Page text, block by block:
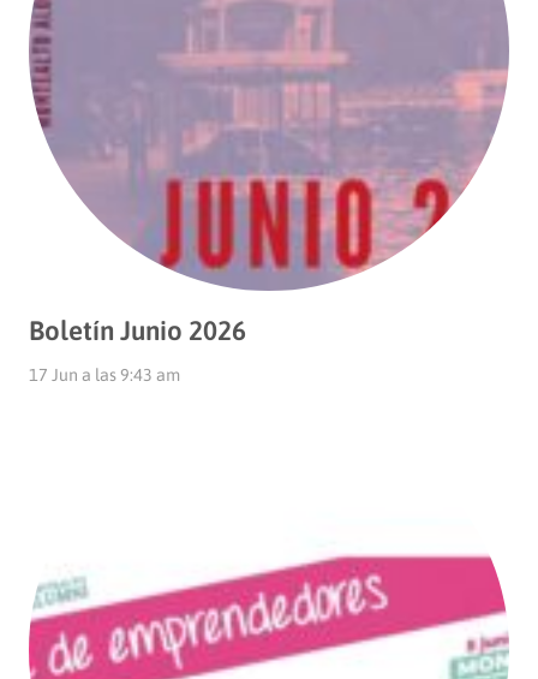
Boletín Junio 2026
17 Jun a las 9:43 am